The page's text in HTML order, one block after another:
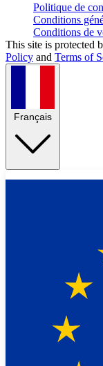
Politique de
Conditions
Conditions de
This site is protected
Policy and Terms of
Français